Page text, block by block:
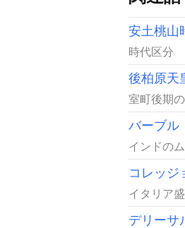
安土桃山
時代区分
後柏原天
室町後期
バーブル
インドの
コレッジ
イタリア
デリーサ